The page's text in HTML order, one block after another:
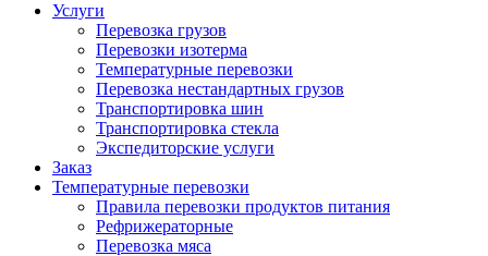
Услуги
Перевозка грузов
Перевозки изотерма
Температурные перевозки
Перевозка нестандартных грузов
Транспортировка шин
Транспортировка стекла
Экспедиторские услуги
Заказ
Температурные перевозки
Правила перевозки продуктов питания
Рефрижераторные
Перевозка мяса